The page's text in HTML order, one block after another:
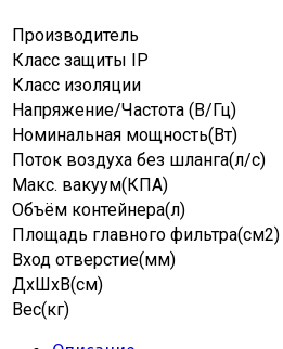
Производитель
Класс защиты IP
Класс изоляции
Напряжение/Частота (В/Гц)
Номинальная мощность(Вт)
Поток воздуха без шланга(л/с)
Макс. вакуум(КПА)
Объём контейнера(л)
Площадь главного фильтра(см2)
Вход отверстие(мм)
ДхШхВ(см)
Вес(кг)